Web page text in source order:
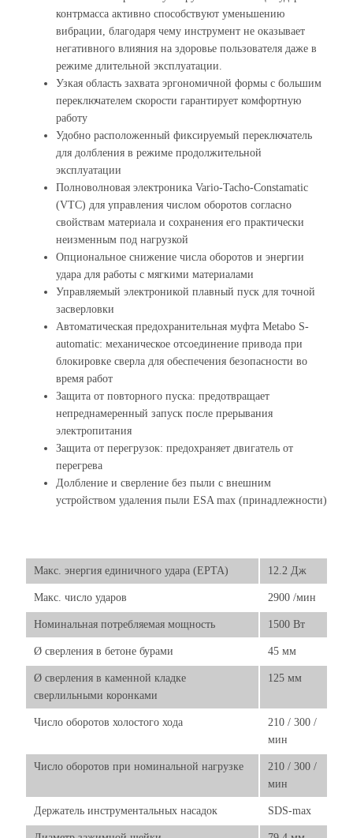
контрмасса активно способствуют уменьшению
вибрации, благодаря чему инструмент не оказывает
негативного влияния на здоровье пользователя даже в
режиме длительной эксплуатации.
Узкая область захвата эргономичной формы с большим
переключателем скорости гарантирует комфортную
работу
Удобно расположенный фиксируемый переключатель
для долбления в режиме продолжительной
эксплуатации
Полноволновая электроника Vario-Tacho-Constamatic
(VTC) для управления числом оборотов согласно
свойствам материала и сохранения его практически
неизменным под нагрузкой
Опциональное снижение числа оборотов и энергии
удара для работы с мягкими материалами
Управляемый электроникой плавный пуск для точной
засверловки
Автоматическая предохранительная муфта Metabo S-
automatic: механическое отсоединение привода при
блокировке сверла для обеспечения безопасности во
время работ
Защита от повторного пуска: предотвращает
непреднамеренный запуск после прерывания
электропитания
Защита от перегрузок: предохраняет двигатель от
перегрева
Долбление и сверление без пыли с внешним
устройством удаления пыли ESA max (принадлежности)
Макс. энергия единичного удара (EPTA) 12.2 Дж
Макс. число ударов 2900 /мин
Номинальная потребляемая мощность 1500 Вт
Ø сверления в бетоне бурами 45 мм
Ø сверления в каменной кладке
сверлильными коронками
125 мм
Число оборотов холостого хода
210 / 300 /
мин
Число оборотов при номинальной нагрузке
210 / 300 /
мин
Держатель инструментальных насадок SDS-max